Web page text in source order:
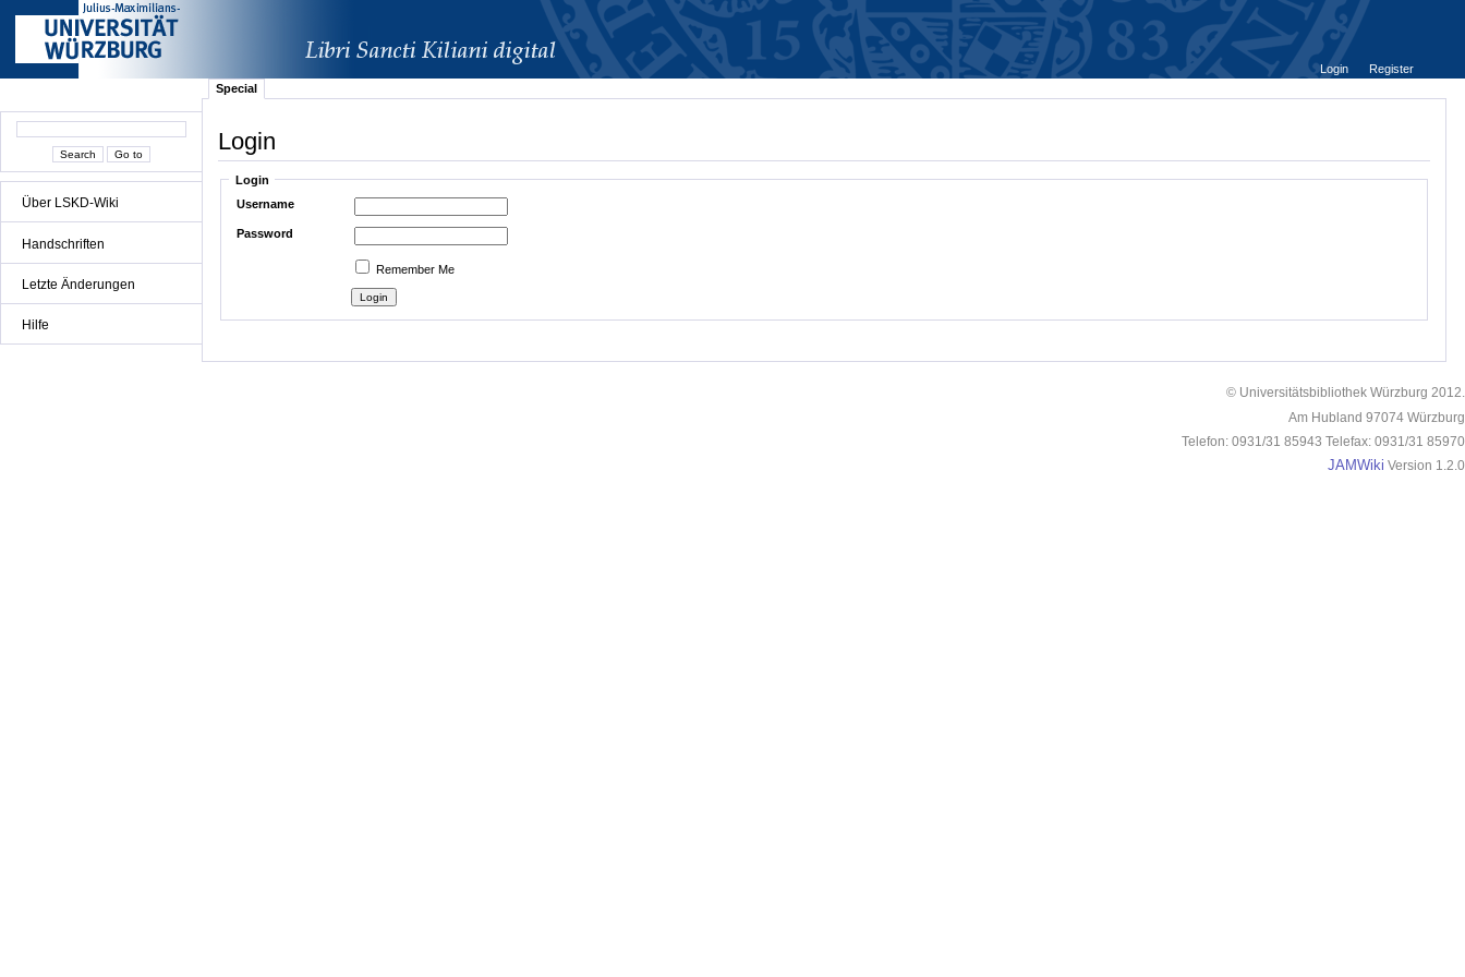
Über LSKD-Wiki
Handschriften
Letzte Änderungen
Hilfe
Login
Register
Special
Login
Login
Username
Password
Remember Me
© Universitätsbibliothek Würzburg 2012.
Am Hubland 97074 Würzburg
Telefon: 0931/31 85943 Telefax: 0931/31 85970
JAMWiki Version 1.2.0